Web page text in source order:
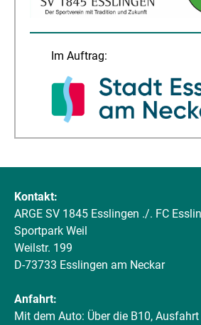
Im Auftrag:
Kontakt:
ARGE SV 1845 Esslingen ./. FC
Sportpark Weil
Weilstr. 199
D-73733 Esslingen am Neckar
Anfahrt:
Mit dem Auto: Über die B10, Ausfahrt